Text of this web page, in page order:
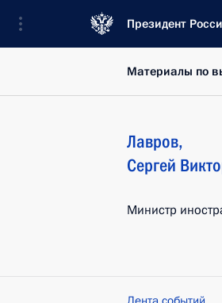
Президент
Материалы по
Лавров,
Сергей
Министр